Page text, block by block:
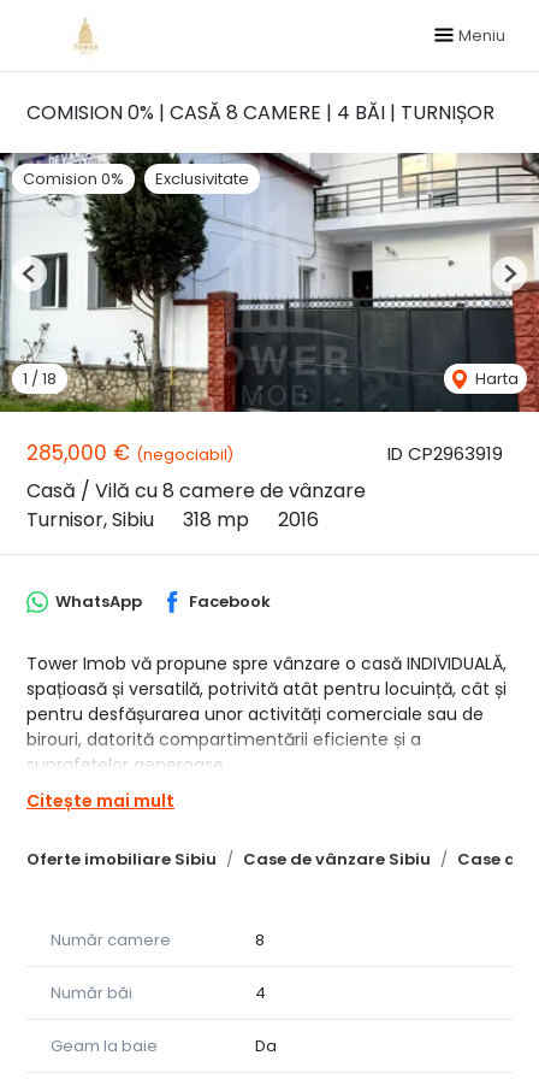
Meniu
COMISION 0% | CASĂ 8 CAMERE | 4 BĂI | TURNIȘOR
ID CP2963919
285,000 € (negociabil)
Casă / Vilă cu 8 camere de vânzare
Turnisor, Sibiu
318 mp 2016
Comision 0% Exclusivitate
1 /18 Harta
Previous
Oferte imobiliare Sibiu Case de vânzare Sibiu Case de
WhatsApp Facebook
Tower Imob vă propune spre vânzare o casă INDIVIDUALĂ,
spațioasă și versatilă, potrivită atât pentru locuință, cât și
pentru desfășurarea unor activități comerciale sau de
birouri, datorită compartimentării eficiente și a
suprafețelor generoase.
Compartimentare:
PARTER:
• depozit de aproximativ 50 mp
MANSARDĂ:
• 5 camere
• 2 băi
• 2 balcoane
Citește mai mult
Număr camere 8
Număr băi 4
Geam la baie Da